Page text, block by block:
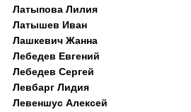
Латыпова Лилия
Латышев Иван
Лашкевич Жанна
Лебедев Евгений
Лебедев Сергей
Левбарг Лидия
Левеншус Алексей